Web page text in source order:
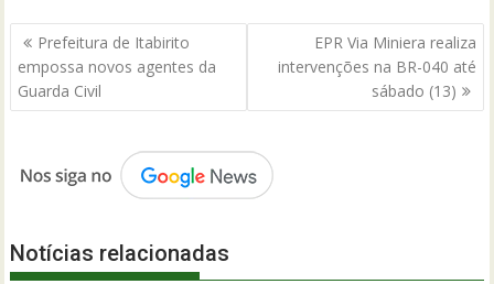
Navegação
de
Post
Prefeitura de Itabirito
empossa novos agentes da
Guarda Civil
EPR Via Miniera realiza
intervenções na BR-040 até
sábado (13)
Notícias relacionadas